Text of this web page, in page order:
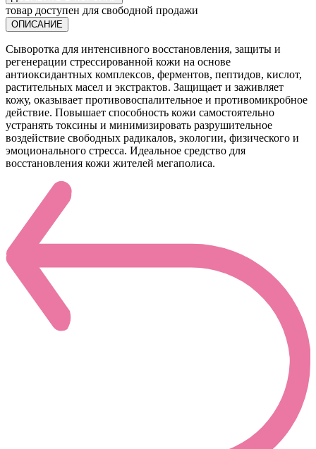
товар доступен для свободной продажи
ОПИСАНИЕ
Сыворотка для интенсивного восстановления, защиты и
регенерации стрессированной кожи на основе
антиоксидантных комплексов, ферментов, пептидов, кислот,
растительных масел и экстрактов. Защищает и заживляет
кожу, оказывает противовоспалительное и противомикробное
действие. Повышает способность кожи самостоятельно
устранять токсины и минимизировать разрушительное
воздействие свободных радикалов, экологии, физического и
эмоционального стресса. Идеальное средство для
восстановления кожи жителей мегаполиса.